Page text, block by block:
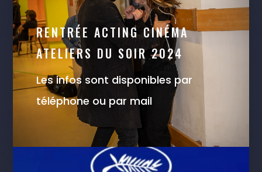
RENTRÉE ACTING CINÉMA
ATELIERS DU SOIR 2024
Les infos sont disponibles par
téléphone ou par mail